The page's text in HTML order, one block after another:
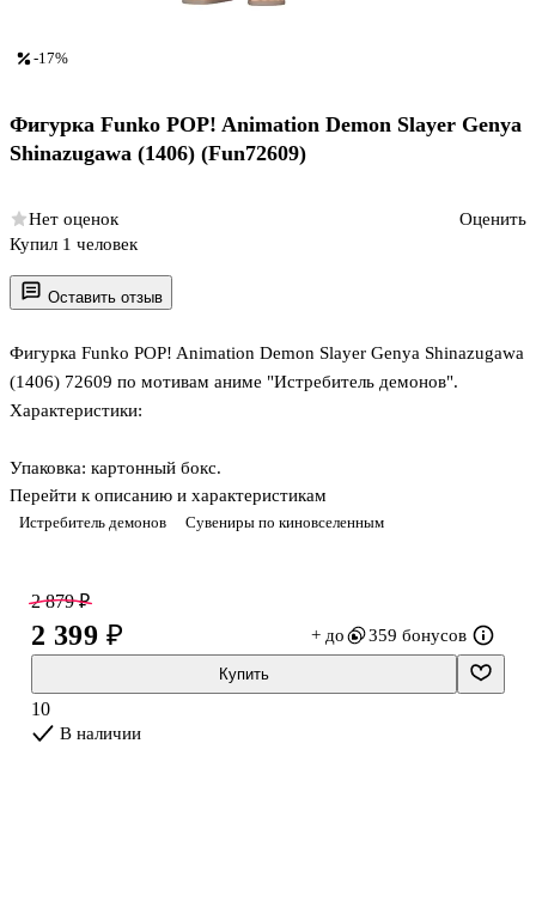
Оставить отзыв
Истребитель демонов Сувениры по киновселенным
Фигурка Funko POP! Animation Demon Slayer Genya Shinazugawa
(1406) 72609 по мотивам аниме "Истребитель демонов".
Характеристики:
Упаковка: картонный бокс.
Размеры бокса: 11.5 х 9 х 16 см.
Оригинальный и официально лицензированный продукт.
Разработчик/Издатель: Funko.
Перейти к описанию и характеристикам
-17%
Фигурка Funko POP! Animation Demon Slayer Genya
Shinazugawa (1406) (Fun72609)
Нет оценок
Оценить
Купил 1 человек
2 879 ₽
2 399 ₽ + до 359 бонусов
Купить
10
В наличии